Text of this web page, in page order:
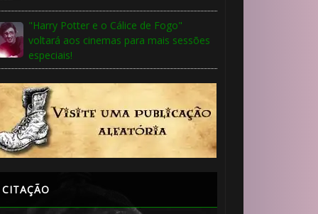
"Harry Potter e o Cálice de Fogo"
voltará aos cinemas para mais sessões
especiais!
CITAÇÃO
1️⃣ 8️⃣
⚡